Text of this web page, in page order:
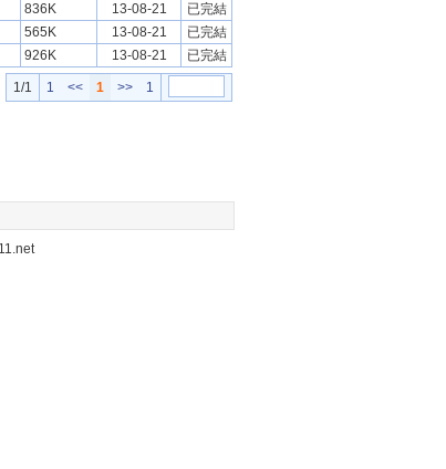
836K 13-08-21
已完結
565K 13-08-21
已完結
926K 13-08-21 已完結
1/1 1 << 1 >> 1